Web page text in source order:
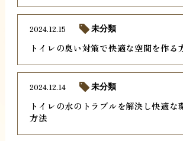
トイレの臭い対策で快適な空間を作る
2024.12.15 未分類
トイレの水のトラブルを解決し快適な
方法
2024.12.14 未分類